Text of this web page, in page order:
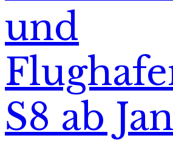
und
S8 ab